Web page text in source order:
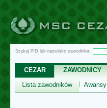
Szukaj PID lub nazwisko zawodnika:
CEZAR ZAWODNICY
Lista zawodników
Awansy